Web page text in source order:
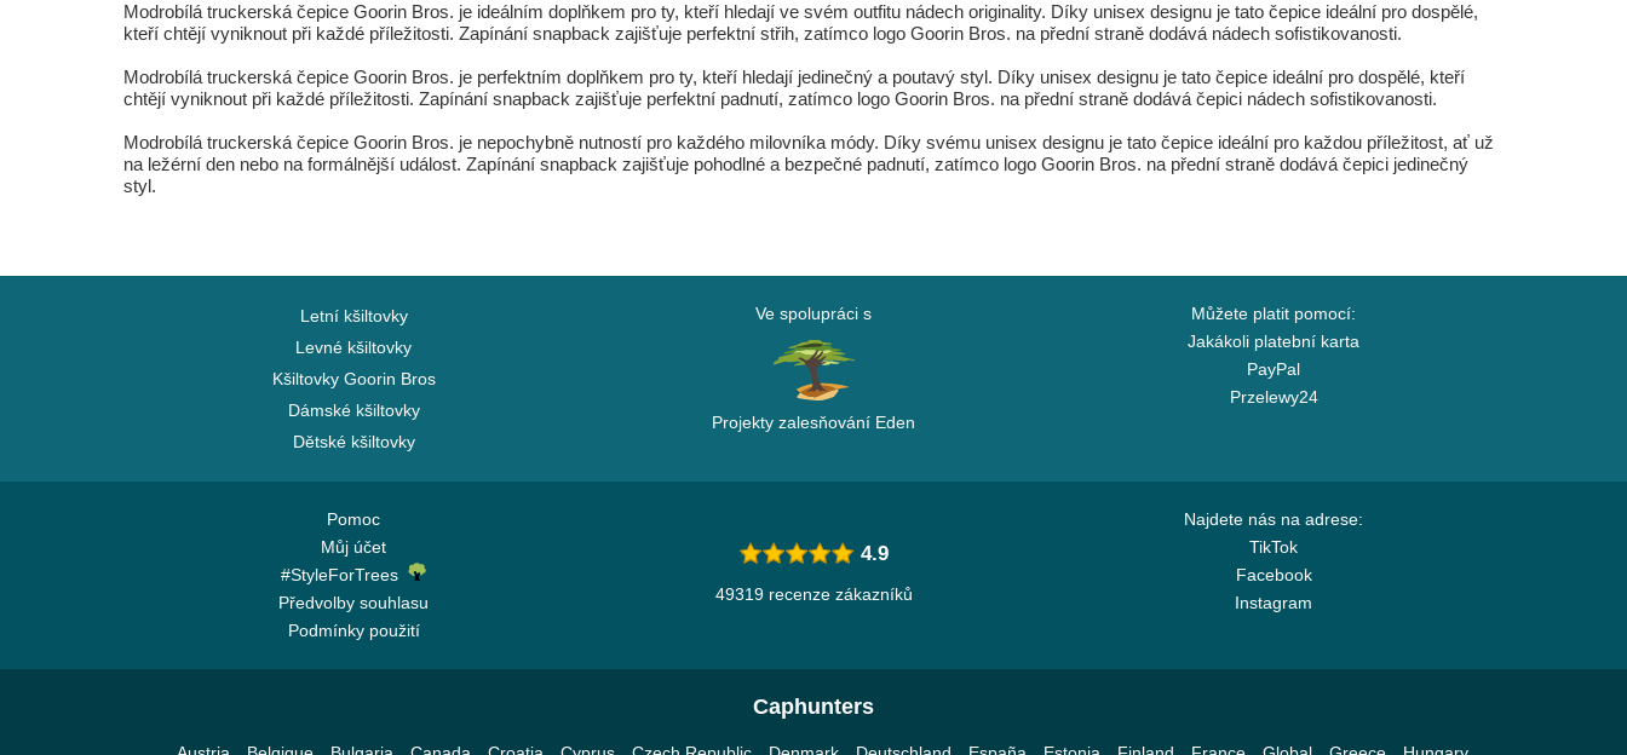
Modrobílá truckerská čepice Goorin Bros. je ideálním doplňkem pro ty, kteří hledají ve svém outfitu nádech originality. Díky unisex designu je tato čepice ideální pro dospělé,
kteří chtějí vyniknout při každé příležitosti. Zapínání snapback zajišťuje perfektní střih, zatímco logo Goorin Bros. na přední straně dodává nádech sofistikovanosti.
Modrobílá truckerská čepice Goorin Bros. je perfektním doplňkem pro ty, kteří hledají jedinečný a poutavý styl. Díky unisex designu je tato čepice ideální pro dospělé, kteří
chtějí vyniknout při každé příležitosti. Zapínání snapback zajišťuje perfektní padnutí, zatímco logo Goorin Bros. na přední straně dodává čepici nádech sofistikovanosti.
Modrobílá truckerská čepice Goorin Bros. je nepochybně nutností pro každého milovníka módy. Díky svému unisex designu je tato čepice ideální pro každou příležitost, ať už
na ležérní den nebo na formálnější událost. Zapínání snapback zajišťuje pohodlné a bezpečné padnutí, zatímco logo Goorin Bros. na přední straně dodává čepici jedinečný
styl.
Letní kšiltovky
Levné kšiltovky
Kšiltovky Goorin Bros
Dámské kšiltovky
Dětské kšiltovky
Ve spolupráci s
Projekty zalesňování Eden
Můžete platit pomocí:
Jakákoli platební karta
PayPal
Przelewy24
Pomoc
Můj účet
#StyleForTrees
Předvolby souhlasu
Podmínky použití
Najdete nás na adrese:
TikTok
Facebook
Instagram
4.9
49319 recenze zákazníků
Caphunters